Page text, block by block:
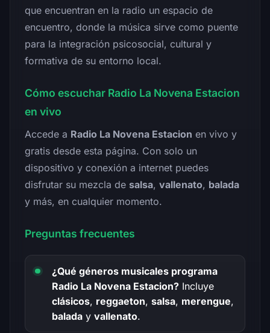
que encuentran en la radio un espacio de
encuentro, donde la música sirve como puente
para la integración psicosocial, cultural y
formativa de su entorno local.
Cómo escuchar Radio La Novena Estacion
en vivo
Accede a Radio La Novena Estacion en vivo y
gratis desde esta página. Con solo un
dispositivo y conexión a internet puedes
disfrutar su mezcla de salsa, vallenato, balada
y más, en cualquier momento.
Preguntas frecuentes
¿Qué géneros musicales programa
Radio La Novena Estacion? Incluye
clásicos, reggaeton, salsa, merengue,
balada y vallenato.